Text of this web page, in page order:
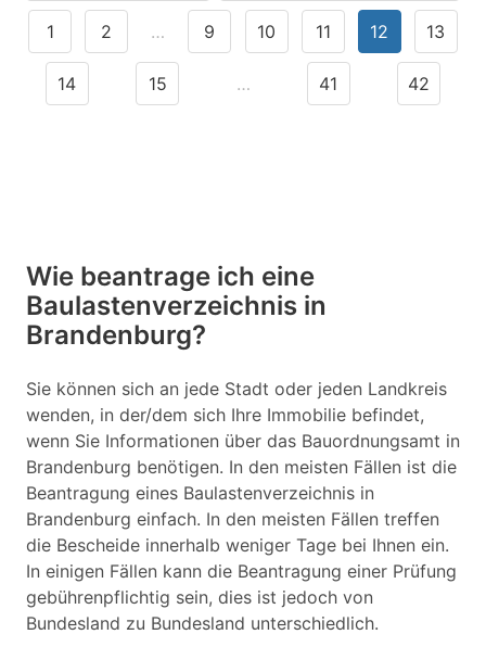
1 2 … 9 10 11 12 13
14 15 … 41 42
Wie beantrage ich eine
Baulastenverzeichnis in
Brandenburg?
Sie können sich an jede Stadt oder jeden Landkreis
wenden, in der/dem sich Ihre Immobilie befindet,
wenn Sie Informationen über das Bauordnungsamt in
Brandenburg benötigen. In den meisten Fällen ist die
Beantragung eines Baulastenverzeichnis in
Brandenburg einfach. In den meisten Fällen treffen
die Bescheide innerhalb weniger Tage bei Ihnen ein.
In einigen Fällen kann die Beantragung einer Prüfung
gebührenpflichtig sein, dies ist jedoch von
Bundesland zu Bundesland unterschiedlich.